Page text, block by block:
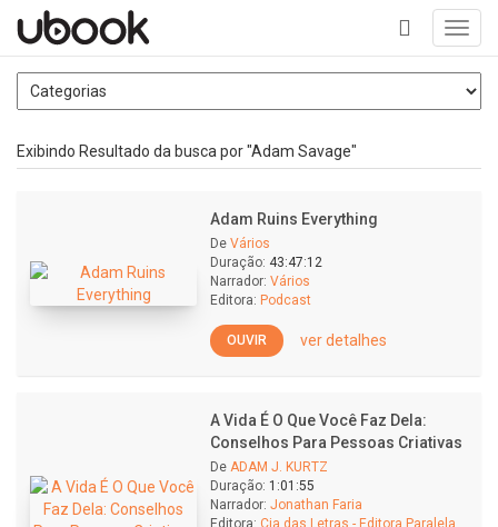
+
Exibindo Resultado da busca por "Adam Savage"
Adam Ruins Everything
De Vários
Duração: 43:47:12
Narrador: Vários
Editora: Podcast
OUVIR ver detalhes
A Vida É O Que Você Faz Dela:
Conselhos Para Pessoas Criativas
De ADAM J. KURTZ
Duração: 1:01:55
Narrador: Jonathan Faria
Editora: Cia das Letras - Editora Paralela